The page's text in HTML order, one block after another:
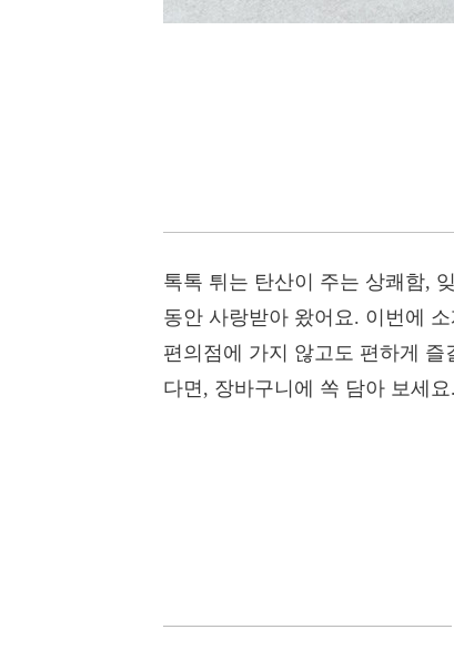
톡톡 튀는 탄산이 주는 상쾌함,
동안 사랑받아 왔어요. 이번에
편의점에 가지 않고도 편하게
다면, 장바구니에 쏙 담아 보세요.